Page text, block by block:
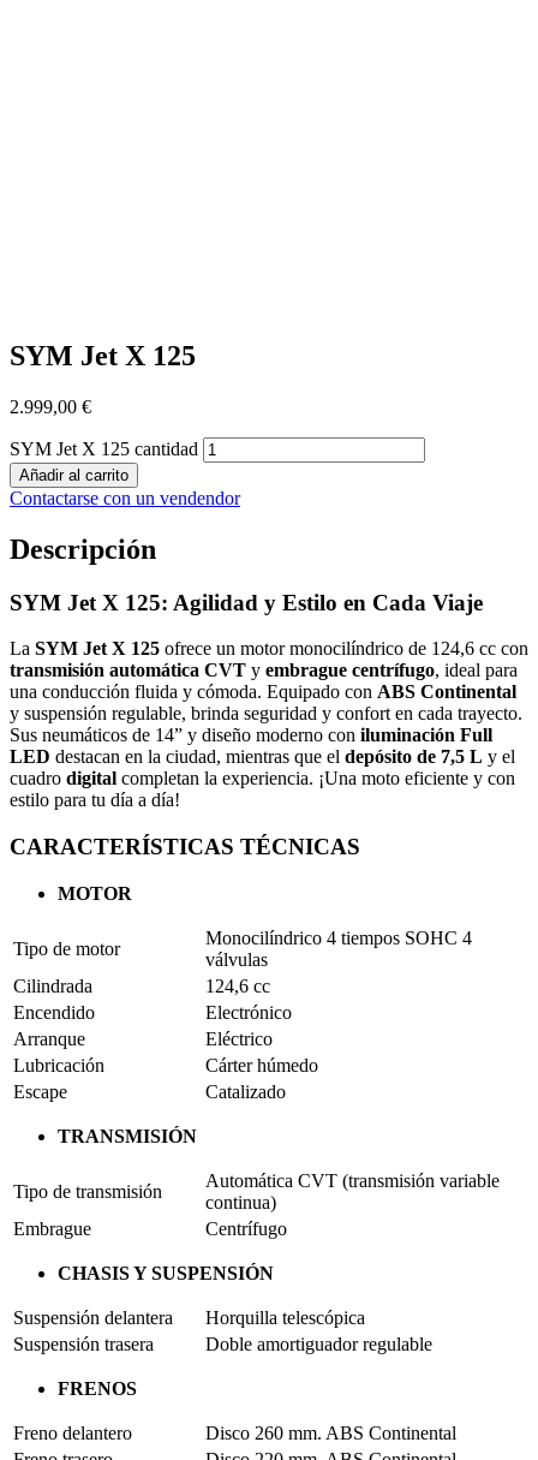
SYM Jet X 125
2.999,00 €
SYM Jet X 125 cantidad
Añadir al carrito
Contactarse con un vendendor
Descripción
SYM Jet X 125: Agilidad y Estilo en Cada Viaje
La SYM Jet X 125 ofrece un motor monocilíndrico de 124,6 cc con
transmisión automática CVT y embrague centrífugo, ideal para
una conducción fluida y cómoda. Equipado con ABS Continental
y suspensión regulable, brinda seguridad y confort en cada trayecto.
Sus neumáticos de 14” y diseño moderno con iluminación Full
LED destacan en la ciudad, mientras que el depósito de 7,5 L y el
cuadro digital completan la experiencia. ¡Una moto eficiente y con
estilo para tu día a día!
CARACTERÍSTICAS TÉCNICAS
MOTOR
Tipo de motor
Monocilíndrico 4 tiempos SOHC 4
válvulas
Cilindrada
124,6 cc
Encendido
Electrónico
Arranque
Eléctrico
Lubricación
Cárter húmedo
Escape
Catalizado
TRANSMISIÓN
Tipo de transmisión
Automática CVT (transmisión variable
continua)
Embrague
Centrífugo
CHASIS Y SUSPENSIÓN
Suspensión delantera
Horquilla telescópica
Suspensión trasera
Doble amortiguador regulable
FRENOS
Freno delantero
Disco 260 mm. ABS Continental